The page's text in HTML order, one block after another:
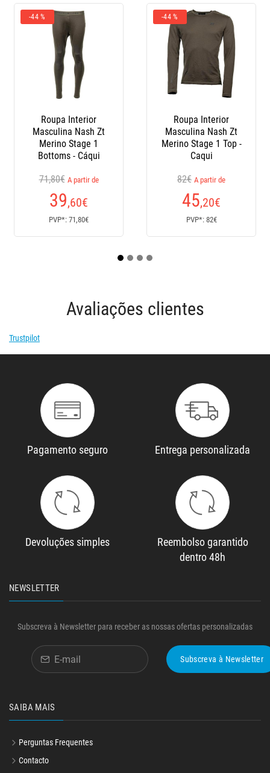
Roupa Interior
Masculina Nash Zt
Merino Stage 1
Bottoms - Cáqui
71,80€ A partir de
,60€
PVP*: 71,80€
Roupa Interior
Masculina Nash Zt
Merino Stage 1 Top -
A partir de
,20€
PVP*: 82€
Avaliações clientes
Trustpilot
Pagamento seguro Entrega personalizada
Devoluções simples
Reembolso garantido
dentro 48h
NEWSLETTER
Subscreva à Newsletter para receber as nossas ofertas personalizadas
Subscreva à Newsletter
SAIBA MAIS
Perguntas Frequentes
Contacto